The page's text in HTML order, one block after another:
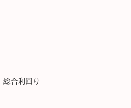
合利回り